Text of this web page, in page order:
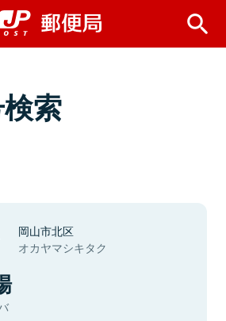
索
岡山市北区
オカヤマシキタク